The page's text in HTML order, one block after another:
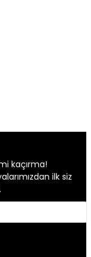
kaçırma!
ilk siz